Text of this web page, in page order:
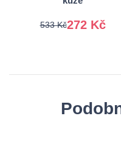
272 Kč
533 Kč